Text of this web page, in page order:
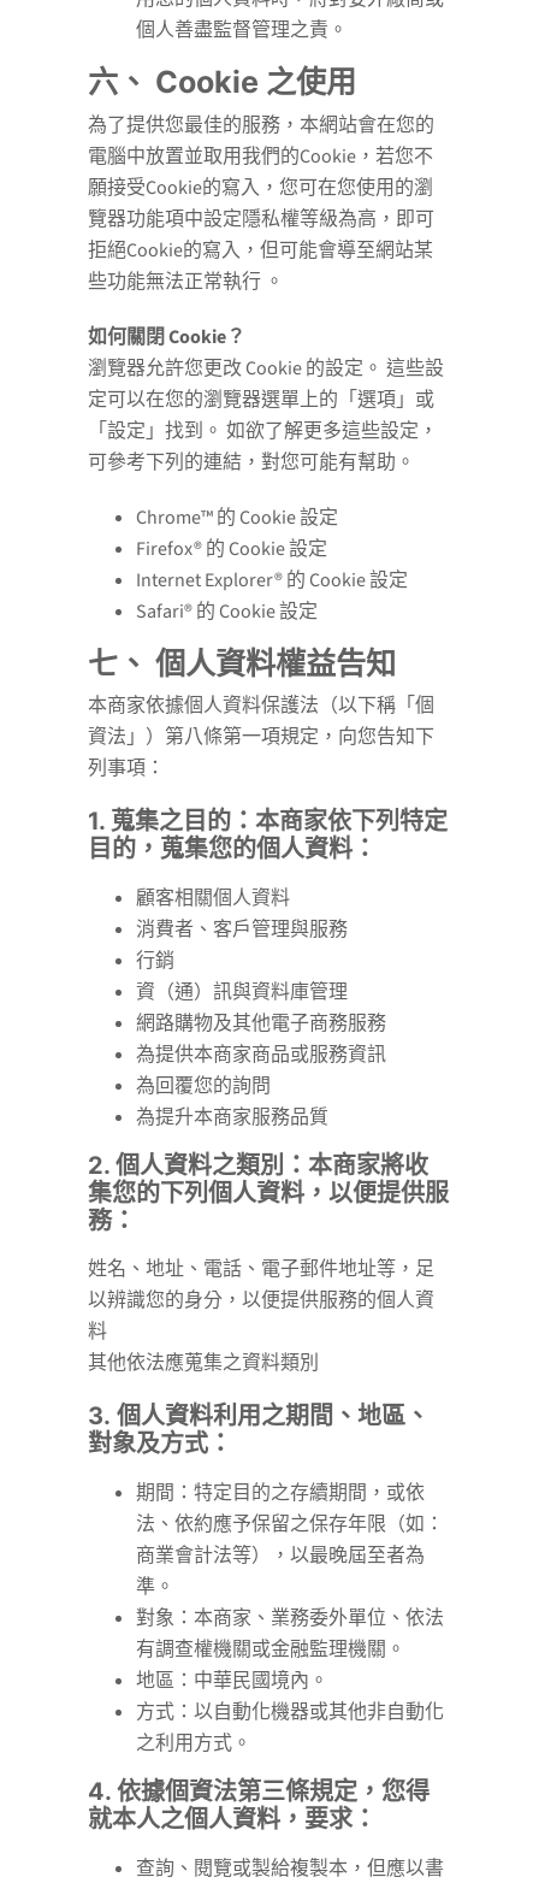
個人善盡監督管理之責。
六、 Cookie 之使用
為了提供您最佳的服務，本網站會在您的
電腦中放置並取用我們的Cookie，若您不
願接受Cookie的寫入，您可在您使用的瀏
覽器功能項中設定隱私權等級為高，即可
拒絕Cookie的寫入，但可能會導至網站某
些功能無法正常執行 。
如何關閉 Cookie？
瀏覽器允許您更改 Cookie 的設定。 這些設
定可以在您的瀏覽器選單上的「選項」或
「設定」找到。 如欲了解更多這些設定，
可參考下列的連結，對您可能有幫助。
Chrome™ 的 Cookie 設定
Firefox® 的 Cookie 設定
Internet Explorer® 的 Cookie 設定
Safari® 的 Cookie 設定
七、 個人資料權益告知
本商家依據個人資料保護法（以下稱「個
資法」）第八條第一項規定，向您告知下
列事項：
1. 蒐集之目的：本商家依下列特定
目的，蒐集您的個人資料：
顧客相關個人資料
消費者、客戶管理與服務
行銷
資（通）訊與資料庫管理
網路購物及其他電子商務服務
為提供本商家商品或服務資訊
為回覆您的詢問
為提升本商家服務品質
2. 個人資料之類別：本商家將收
集您的下列個人資料，以便提供服
務：
姓名、地址、電話、電子郵件地址等，足
以辨識您的身分，以便提供服務的個人資
料
其他依法應蒐集之資料類別
3. 個人資料利用之期間、地區、
對象及方式：
期間：特定目的之存續期間，或依
法、依約應予保留之保存年限（如：
商業會計法等），以最晚屆至者為
準。
對象：本商家、業務委外單位、依法
有調查權機關或金融監理機關。
地區：中華民國境內。
方式：以自動化機器或其他非自動化
之利用方式。
4. 依據個資法第三條規定，您得
就本人之個人資料，要求：
查詢、閱覽或製給複製本，但應以書